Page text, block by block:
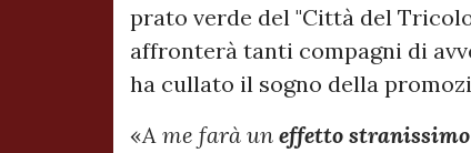
prato verde del "Città del
affronterà tanti compagni di
ha cullato il sogno della
«A me farà un effetto stranissimo